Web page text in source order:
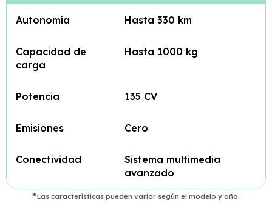
Autonomía Hasta 330 km
Capacidad de
carga
Hasta 1000 kg
Potencia 135 CV
Emisiones Cero
Conectividad
Sistema multimedia
avanzado
Las características pueden variar según el modelo y año.